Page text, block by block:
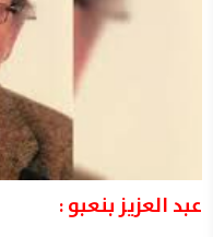
عبد العزيز بنعبو :